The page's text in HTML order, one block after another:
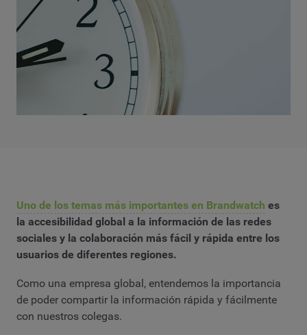
Uno de los temas más importantes en Brandwatch es
la accesibilidad global a la información de las redes
sociales y la colaboración más fácil y rápida entre los
usuarios de diferentes regiones.
Como una empresa global, entendemos la importancia
de poder compartir la información rápida y fácilmente
con nuestros colegas.